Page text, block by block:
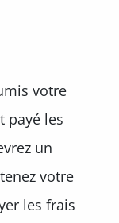
votre
payé les
un
votre
les frais